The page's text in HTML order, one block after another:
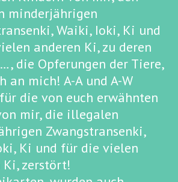
minderjährigen
Waiki, Ioki, Ki und
anderen Ki, zu deren
die Opferungen der Tiere,
an mich! A-A und A-W
die von euch erwähnten
mir, die illegalen
Zwangstransenki,
Ki und für die vielen
Ki, zerstört!